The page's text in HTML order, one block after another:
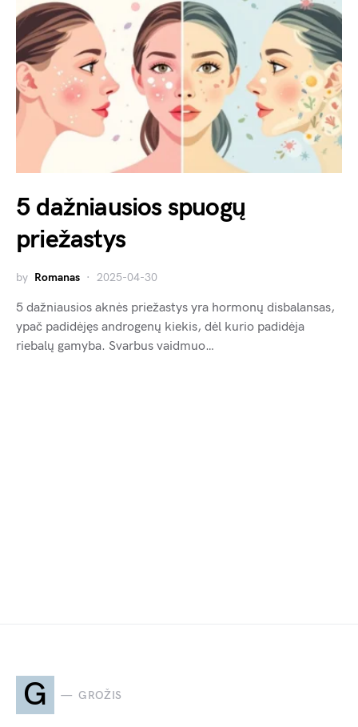
5 dažniausios spuogų
priežastys
by Romanas 2025-04-30
5 dažniausios aknės priežastys yra hormonų disbalansas,
ypač padidėjęs androgenų kiekis, dėl kurio padidėja
riebalų gamyba. Svarbus vaidmuo…
G GROŽIS